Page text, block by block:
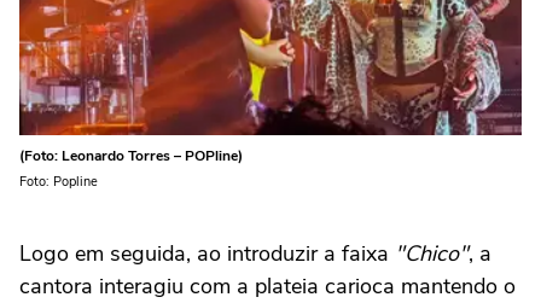
(Foto: Leonardo Torres – POPline)
Foto: Popline
Logo em seguida, ao introduzir a faixa "Chico", a
cantora interagiu com a plateia carioca mantendo o